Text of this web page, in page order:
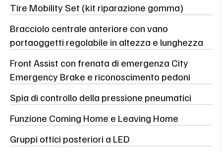
Tire Mobility Set (kit riparazione gomma)
Bracciolo centrale anteriore con vano
portaoggetti regolabile in altezza e lunghezza
Front Assist con frenata di emergenza City
Emergency Brake e riconoscimento pedoni
Spia di controllo della pressione pneumatici
Funzione Coming Home e Leaving Home
Gruppi ottici posteriori a LED